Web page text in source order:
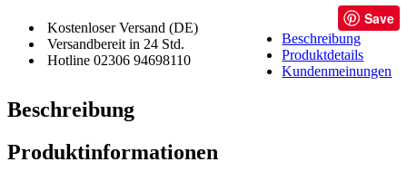
Kostenloser Versand (DE)
Versandbereit in 24 Std.
Hotline 02306 94698110
Save
Beschreibung
Produktdetails
Kundenmeinungen
Beschreibung
Produktinformationen